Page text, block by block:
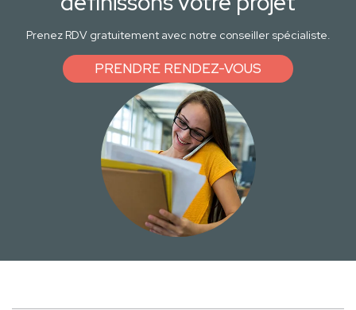
Prenez RDV gratuitement avec notre conseiller spécialiste.
PRENDRE RENDEZ-VOUS